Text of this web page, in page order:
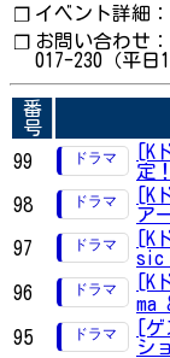
❐ イベント詳細
❐ お問い合わせ
017-230（平日
番
号
99
[K
定！
98
[K
ア
97
[K
sic
96
[K
ma
95
[ゲ
シ